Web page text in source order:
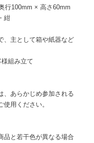
× 高さ60mm
紺
として箱や紙器など
組み立て
、あらかじめ参加される
用ください。
と若干色が異なる場合